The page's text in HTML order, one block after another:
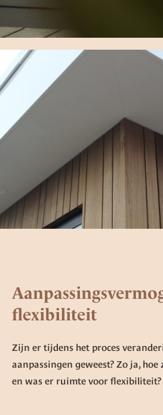
flexibiliteit
Zijn er tijdens het proces
aanpassingen geweest? Zo ja, hoe
en was er ruimte voor flexibiliteit?